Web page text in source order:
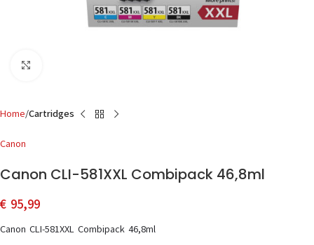
Home Cartridges
Canon
Canon CLI-581XXL Combipack 46,8ml
€ 95,99
Canon CLI-581XXL Combipack 46,8ml